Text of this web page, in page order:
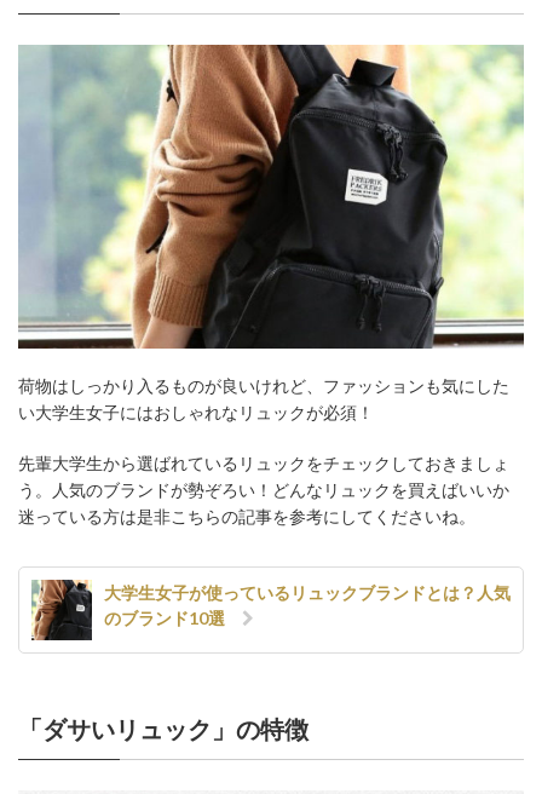
荷物はしっかり入るものが良いけれど、ファッションも気にした
い大学生女子にはおしゃれなリュックが必須！
先輩大学生から選ばれているリュックをチェックしておきましょ
う。人気のブランドが勢ぞろい！どんなリュックを買えばいいか
迷っている方は是非こちらの記事を参考にしてくださいね。
大学生女子が使っているリュックブランドとは？人気
のブランド10選
「ダサいリュック」の特徴